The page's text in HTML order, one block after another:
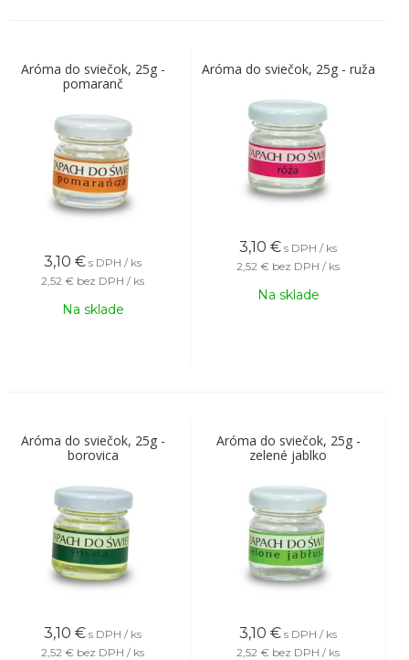
Aróma do sviečok, 25g -
pomaranč
3,10 € s DPH / ks
2,52 € bez DPH / ks
Na sklade
Aróma do sviečok, 25g - ruža
3,10 € s DPH / ks
2,52 € bez DPH / ks
Na sklade
Aróma do sviečok, 25g -
borovica
3,10 € s DPH / ks
2,52 € bez DPH / ks
Aróma do sviečok, 25g -
zelené jablko
3,10 € s DPH / ks
2,52 € bez DPH / ks